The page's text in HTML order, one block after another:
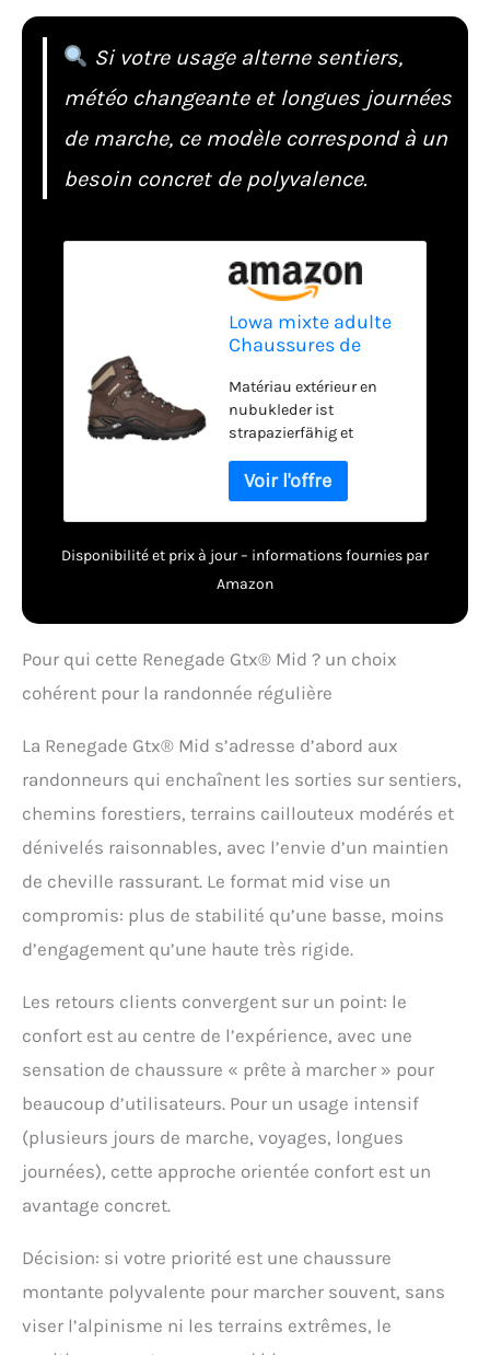
Si votre usage alterne sentiers,
météo changeante et longues journées
de marche, ce modèle correspond à un
besoin concret de polyvalence.
Lowa mixte adulte
Chaussures de
Marron (Espresso
0442), 42 EU
Matériau extérieur en
nubukleder ist
strapazierfähig et
Reset Dauerhafte
Wasserdichtigkeit und
Winddichtigkeit bei
gleichzeitig ottimierter
textile de qualité pour
polyuréthane pour un
ajustement optimal et
un tissu Vibram ,,,Evo"
Dämpfung und sicheren
Halt auf allen
Disponibilité et prix à jour – informations fournies par
Amazon
Pour qui cette Renegade Gtx® Mid ? un choix
cohérent pour la randonnée régulière
La Renegade Gtx® Mid s’adresse d’abord aux
randonneurs qui enchaînent les sorties sur sentiers,
chemins forestiers, terrains caillouteux modérés et
dénivelés raisonnables, avec l’envie d’un maintien
de cheville rassurant. Le format mid vise un
compromis: plus de stabilité qu’une basse, moins
d’engagement qu’une haute très rigide.
Les retours clients convergent sur un point: le
confort est au centre de l’expérience, avec une
sensation de chaussure « prête à marcher » pour
beaucoup d’utilisateurs. Pour un usage intensif
(plusieurs jours de marche, voyages, longues
journées), cette approche orientée confort est un
avantage concret.
Décision: si votre priorité est une chaussure
montante polyvalente pour marcher souvent, sans
viser l’alpinisme ni les terrains extrêmes, le